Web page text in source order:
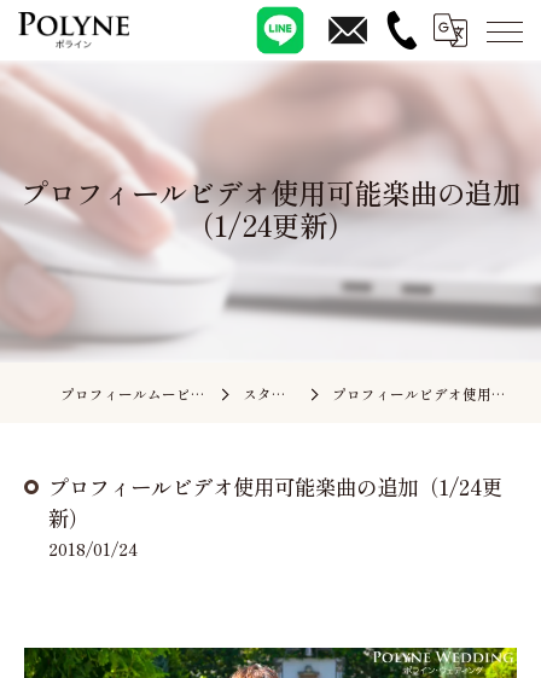
プロフィールビデオ使用可能楽曲の追加
（1/24更新）
プロフィールムービーの依頼ならポライン スタッフブログ プロフィールビデオ使用可能楽曲の追加（1/24更新）
プロフィールビデオ使用可能楽曲の追加（1/24更
新）
2018/01/24